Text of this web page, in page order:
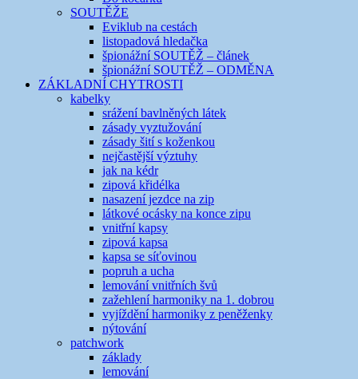
SOUTĚŽE
Eviklub na cestách
listopadová hledačka
špionážní SOUTĚŽ – článek
špionážní SOUTĚŽ – ODMĚNA
ZÁKLADNÍ CHYTROSTI
kabelky
srážení bavlněných látek
zásady vyztužování
zásady šití s koženkou
nejčastější výztuhy
jak na kédr
zipová křidélka
nasazení jezdce na zip
látkové ocásky na konce zipu
vnitřní kapsy
zipová kapsa
kapsa se síťovinou
popruh a ucha
lemování vnitřních švů
zažehlení harmoniky na 1. dobrou
vyjíždění harmoniky z peněženky
nýtování
patchwork
základy
lemování